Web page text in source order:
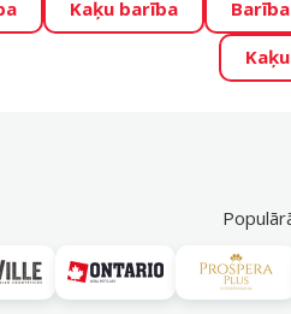
Visu mēnesi Dino Zoo piedāvā
Fotokonkurss “GADA ŪSAIŅI”!
Kaķu barība
Akciju